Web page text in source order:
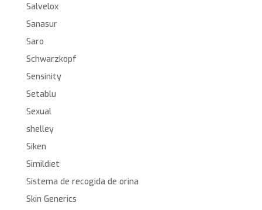
Salvelox
Sanasur
Saro
Schwarzkopf
Sensinity
Setablu
Sexual
shelley
Siken
Simildiet
Sistema de recogida de orina
Skin Generics